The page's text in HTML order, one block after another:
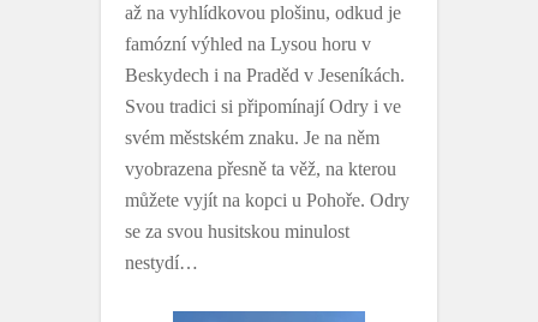
až na vyhlídkovou plošinu, odkud je
famózní výhled na Lysou horu v
Beskydech i na Praděd v Jeseníkách.
Svou tradici si připomínají Odry i ve
svém městském znaku. Je na něm
vyobrazena přesně ta věž, na kterou
můžete vyjít na kopci u Pohoře. Odry
se za svou husitskou minulost
nestydí…